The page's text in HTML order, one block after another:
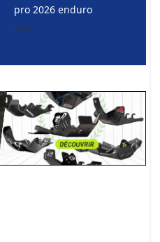
pro 2026 enduro
Beta